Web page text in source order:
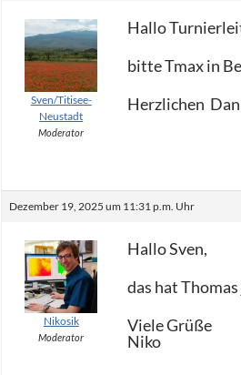
Sven/Titisee-
Neustadt
Moderator
Hallo
bitte Tmax in
Herzlichen
Dezember 19, 2025 um 11:31 p.m. Uhr
Nikosik
Moderator
Hallo Sven,
das hat
Viele Grüße
Niko